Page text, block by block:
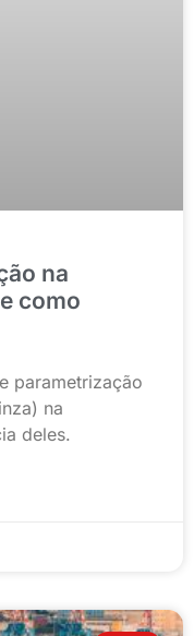
na
como
parametrização
na
deles.